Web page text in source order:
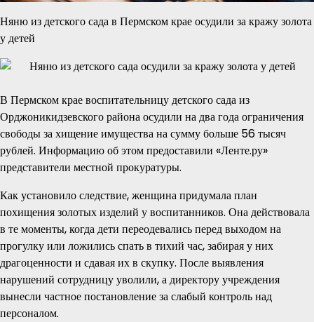
Няню из детского сада в Пермском крае осудили за кражу золота
у детей
В Пермском крае воспитательницу детского сада из
Орджоникидзевского района осудили на два года ограничения
свободы за хищение имущества на сумму больше 56 тысяч
рублей. Информацию об этом предоставили «Ленте.ру»
представители местной прокуратуры.
Как установило следствие, женщина придумала план
похищения золотых изделий у воспитанников. Она действовала
в те моменты, когда дети переодевались перед выходом на
прогулку или ложились спать в тихий час, забирая у них
драгоценности и сдавая их в скупку. После выявления
нарушений сотрудницу уволили, а директору учреждения
вынесли частное постановление за слабый контроль над
персоналом.